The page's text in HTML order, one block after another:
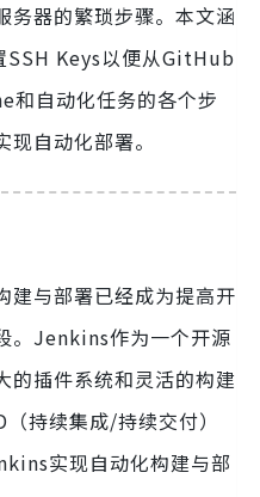
务器的繁琐步骤。本文涵
SSH Keys以便从GitHub
自动化任务的各个步
自动化部署。
建与部署已经成为提高开
。Jenkins作为一个开源
的插件系统和灵活的构建
持续集成/持续交付）
实现自动化构建与部